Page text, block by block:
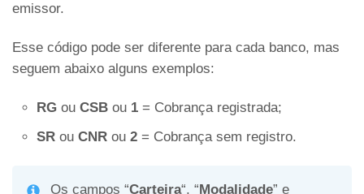
emissor.
Esse código pode ser diferente para cada banco, mas
seguem abaixo alguns exemplos:
RG ou CSB ou 1 = Cobrança registrada;
SR ou CNR ou 2 = Cobrança sem registro.
Os campos “Carteira“, “ Modalidade” e